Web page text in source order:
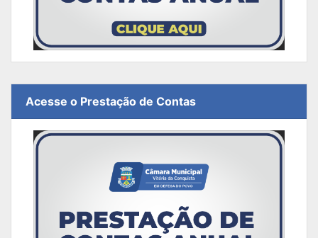
Acesse o Prestação de Contas